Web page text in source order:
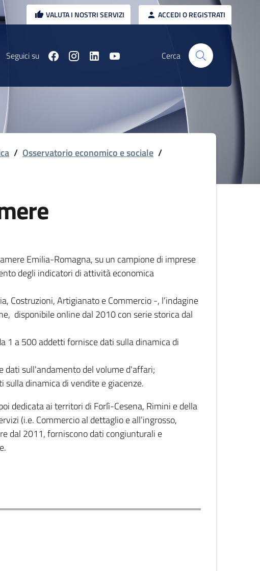
VALUTA I NOSTRI SERVIZI ACCEDI O REGISTRATI
Seguici su Cerca
/ Osservatorio economico e sociale /
Emilia-Romagna, su un campione di imprese
degli indicatori di attività economica
Costruzioni, Artigianato e Commercio -, l’indagine
disponibile online dal 2010 con serie storica dal
1 a 500 addetti fornisce dati sulla dinamica di
dati sull'andamento del volume d'affari;
dinamica di vendite e giacenze.
dedicata ai territori di Forlì-Cesena, Rimini e della
(i.e. Commercio al dettaglio e all’ingrosso,
dal 2011, forniscono dati congiunturali e